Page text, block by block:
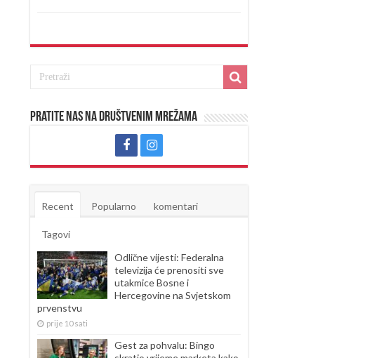
Pratite nas na društvenim mrežama
Recent Popularno komentari
Tagovi
Odlične vijesti: Federalna
televizija će prenositi sve
utakmice Bosne i
Hercegovine na Svjetskom
prvenstvu
prije 10 sati
Gest za pohvalu: Bingo